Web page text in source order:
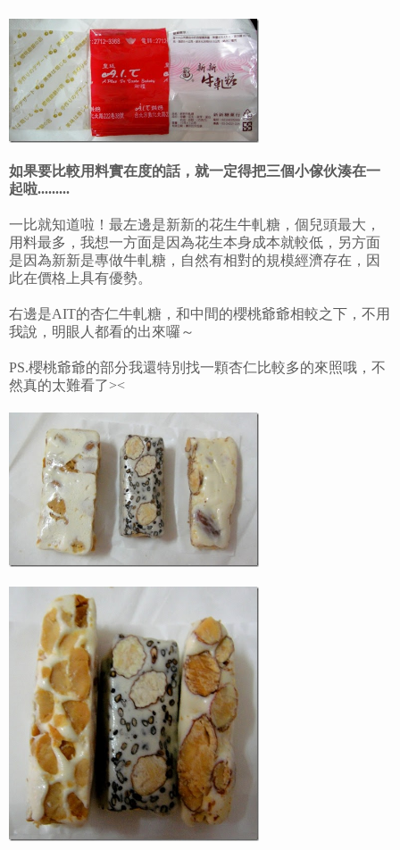
如果要比較用料實在度的話，就一定得把三個小傢伙湊在一
起啦.........
一比就知道啦！最左邊是新新的花生牛軋糖，個兒頭最大，
用料最多，我想一方面是因為花生本身成本就較低，另方面
是因為新新是專做牛軋糖，自然有相對的規模經濟存在，因
此在價格上具有優勢。
右邊是AIT的杏仁牛軋糖，和中間的櫻桃爺爺相較之下，不用
我說，明眼人都看的出來囉～
PS.櫻桃爺爺的部分我還特別找一顆杏仁比較多的來照哦，不
然真的太難看了><